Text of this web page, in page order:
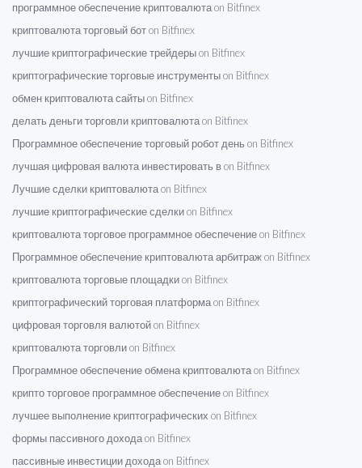
программное обеспечение криптовалюта on Bitfinex
криптовалюта торговый бот on Bitfinex
лучшие криптографические трейдеры on Bitfinex
криптографические торговые инструменты on Bitfinex
обмен криптовалюта сайты on Bitfinex
делать деньги торговли криптовалюта on Bitfinex
Программное обеспечение торговый робот день on Bitfinex
лучшая цифровая валюта инвестировать в on Bitfinex
Лучшие сделки криптовалюта on Bitfinex
лучшие криптографические сделки on Bitfinex
криптовалюта торговое программное обеспечение on Bitfinex
Программное обеспечение криптовалюта арбитраж on Bitfinex
криптовалюта торговые площадки on Bitfinex
криптографический торговая платформа on Bitfinex
цифровая торговля валютой on Bitfinex
криптовалюта торговли on Bitfinex
Программное обеспечение обмена криптовалюта on Bitfinex
крипто торговое программное обеспечение on Bitfinex
лучшее выполнение криптографических on Bitfinex
формы пассивного дохода on Bitfinex
пассивные инвестиции дохода on Bitfinex